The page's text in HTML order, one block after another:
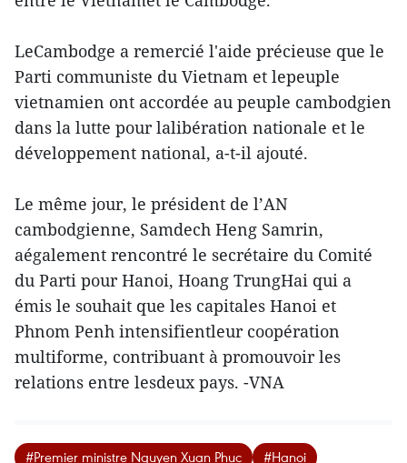
LeCambodge a remercié l'aide précieuse que le
Parti communiste du Vietnam et lepeuple
vietnamien ont accordée au peuple cambodgien
dans la lutte pour lalibération nationale et le
développement national, a-t-il ajouté.
Le même jour, le président de l’AN
cambodgienne, Samdech Heng Samrin,
aégalement rencontré le secrétaire du Comité
du Parti pour Hanoi, Hoang TrungHai qui a
émis le souhait que les capitales Hanoi et
Phnom Penh intensifientleur coopération
multiforme, contribuant à promouvoir les
relations entre lesdeux pays. -VNA
#Premier ministre Nguyen Xuan Phuc #Hanoi